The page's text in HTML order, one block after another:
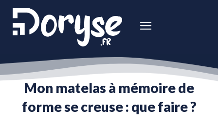
Mon matelas à mémoire de
forme se creuse : que faire ?